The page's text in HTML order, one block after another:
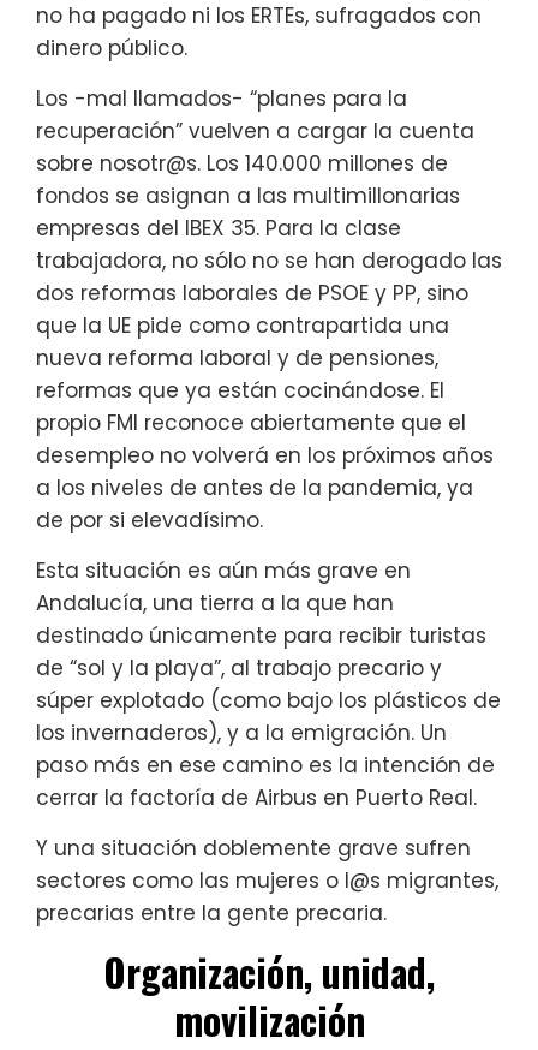
no ha pagado ni los ERTEs, sufragados con
dinero público.
Los -mal llamados- “planes para la
recuperación” vuelven a cargar la cuenta
sobre nosotr@s. Los 140.000 millones de
fondos se asignan a las multimillonarias
empresas del IBEX 35. Para la clase
trabajadora, no sólo no se han derogado las
dos reformas laborales de PSOE y PP, sino
que la UE pide como contrapartida una
nueva reforma laboral y de pensiones,
reformas que ya están cocinándose. El
propio FMI reconoce abiertamente que el
desempleo no volverá en los próximos años
a los niveles de antes de la pandemia, ya
de por si elevadísimo.
Esta situación es aún más grave en
Andalucía, una tierra a la que han
destinado únicamente para recibir turistas
de “sol y la playa”, al trabajo precario y
súper explotado (como bajo los plásticos de
los invernaderos), y a la emigración. Un
paso más en ese camino es la intención de
cerrar la factoría de Airbus en Puerto Real.
Y una situación doblemente grave sufren
sectores como las mujeres o l@s migrantes,
precarias entre la gente precaria.
Organización, unidad,
movilización